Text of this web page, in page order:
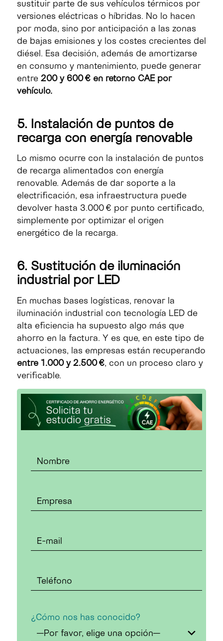
sustituir parte de sus vehículos térmicos por
versiones eléctricas o híbridas. No lo hacen
por moda, sino por anticipación a las zonas
de bajas emisiones y los costes crecientes del
diésel. Esa decisión, además de amortizarse
en consumo y mantenimiento, puede generar
entre 200 y 600 € en retorno CAE por
vehículo.
5. Instalación de puntos de
recarga con energía renovable
Lo mismo ocurre con la instalación de puntos
de recarga alimentados con energía
renovable. Además de dar soporte a la
electrificación, esa infraestructura puede
devolver hasta 3.000 € por punto certificado,
simplemente por optimizar el origen
energético de la recarga.
6. Sustitución de iluminación
industrial por LED
En muchas bases logísticas, renovar la
iluminación industrial con tecnología LED de
alta eficiencia ha supuesto algo más que
ahorro en la factura. Y es que, en este tipo de
actuaciones, las empresas están recuperando
entre 1.000 y 2.500 €, con un proceso claro y
verificable.
¿Cómo nos has conocido?